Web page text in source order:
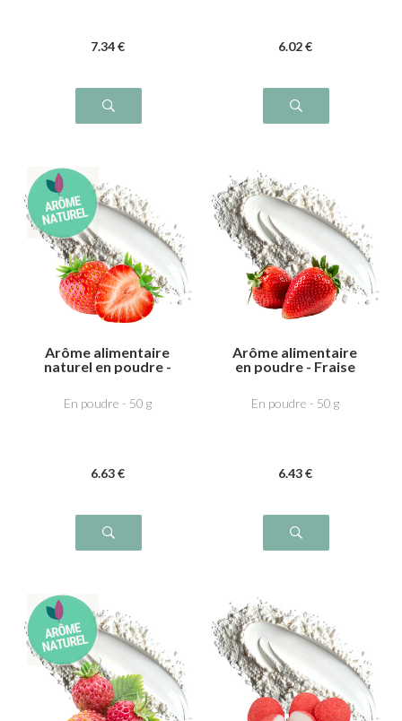
7.34 € 6.02 €
Arôme alimentaire
naturel en poudre -
En poudre - 50 g
6.63 €
Arôme alimentaire
en poudre - Fraise
En poudre - 50 g
6.43 €